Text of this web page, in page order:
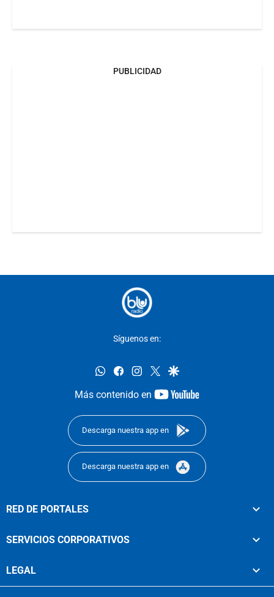
PUBLICIDAD
Síguenos en:
whatsappfacebookinstagram
twittergoogle
Más contenido en
youtube-
Descarga nuestra app en
Descarga nuestra app en
RED DE PORTALES
SERVICIOS CORPORATIVOS
LEGAL